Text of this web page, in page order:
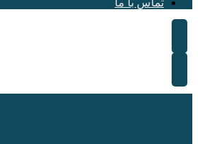
تماس با ما